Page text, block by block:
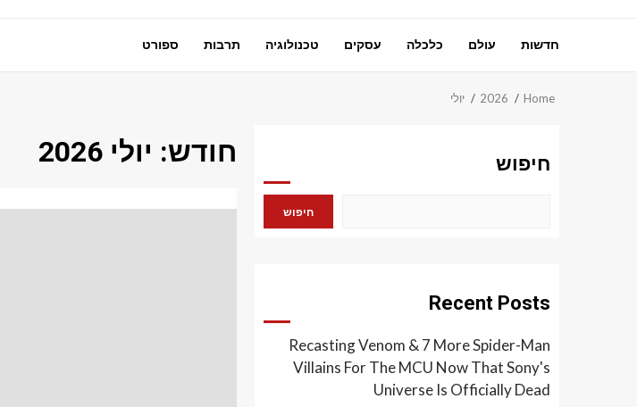
חדשות עולם כלכלה עסקים טכנולוגיה תרבות ספורט
Home
2026 יולי
חודש: יולי 2026 חיפוש
חיפוש
Recent Posts
Recasting Venom & 7 More Spider-Man
Villains For The MCU Now That Sony's
Universe Is Officially Dead